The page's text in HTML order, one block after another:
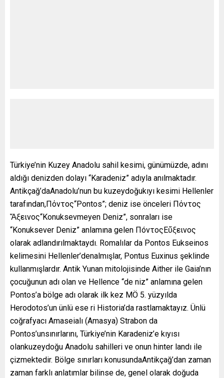
Türkiye’nin Kuzey Anadolu sahil kesimi, günümüzde, adını
aldığı denizden dolayı “Karadeniz” adıyla anılmaktadır.
Antikçağ’daAnadolu’nun bu kuzeydoğukıyı kesimi Hellenler
tarafından,Πόντος“Pontos”; deniz ise önceleri Πόντος
Ἄξεινος“Konuksevmeyen Deniz”, sonraları ise
“Konuksever Deniz” anlamına gelen ΠóντοςΕὔξεινος
olarak adlandırılmaktaydı. Romalılar da Pontos Eukseinos
kelimesini Hellenler’denalmışlar, Pontus Euxinus şeklinde
kullanmışlardır. Antik Yunan mitolojisinde Aither ile Gaia’nın
çocuğunun adı olan ve Hellence “de niz” anlamına gelen
Pontos’a bölge adı olarak ilk kez MÖ 5. yüzyılda
Herodotos’un ünlü ese ri Historia’da rastlamaktayız. Ünlü
coğrafyacı Amaseialı (Amasya) Strabon da
Pontos’unsınırlarını, Türkiye’nin Karadeniz’e kıyısı
olankuzeydoğu Anadolu sahilleri ve onun hinter landı ile
çizmektedir. Bölge sınırları konusundaAntikçağ’dan zaman
zaman farklı anlatımlar bilinse de, genel olarak doğuda